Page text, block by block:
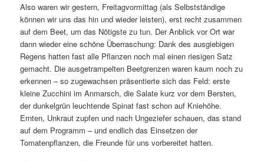
Also waren wir gestern, Freitagvormittag (als Selbstständige
können wir uns das hin und wieder leisten), erst recht zusammen
auf dem Beet, um das Nötigste zu tun. Der Anblick vor Ort war
dann wieder eine schöne Überraschung: Dank des ausgiebigen
Regens hatten fast alle Pflanzen noch mal einen riesigen Satz
gemacht. Die ausgetrampelten Beetgrenzen waren kaum noch zu
erkennen – so zugewachsen präsentierte sich das Feld: erste
kleine Zucchini im Anmarsch, die Salate kurz vor dem Bersten,
der dunkelgrün leuchtende Spinat fast schon auf Kniehöhe.
Ernten, Unkraut zupfen und nach Ungeziefer schauen, das stand
auf dem Programm – und endlich das Einsetzen der
Tomatenpflanzen, die Freunde für uns vorbereitet hatten.